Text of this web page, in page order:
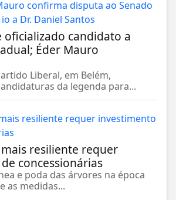
oficializado candidato a
Éder Mauro
Liberal, em Belém,
da legenda para...
resiliente requer
concessionárias
e poda das árvores na época
as medidas...